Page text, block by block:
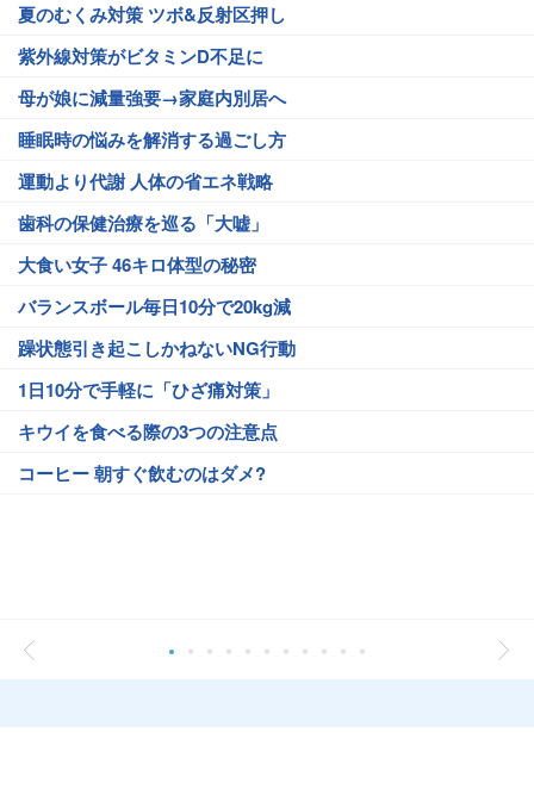
夏のむくみ対策 ツボ&反射区押し
紫外線対策がビタミンD不足に
母が娘に減量強要→家庭内別居へ
睡眠時の悩みを解消する過ごし方
運動より代謝 人体の省エネ戦略
歯科の保健治療を巡る「大嘘」
大食い女子 46キロ体型の秘密
バランスボール毎日10分で20kg減
躁状態引き起こしかねないNG行動
1日10分で手軽に「ひざ痛対策」
キウイを食べる際の3つの注意点
コーヒー 朝すぐ飲むのはダメ?